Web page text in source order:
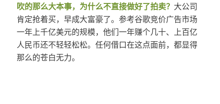
吹的那么大本事，为什么不直接做好了拍卖？ 大公司
肯定抢着买，早成大富豪了。参考谷歌竞价广告市场
一年上千亿美元的规模，他们一年赚个几十、上百亿
人民币还不轻轻松松。任何借口在这点面前，都显得
那么的苍白无力。